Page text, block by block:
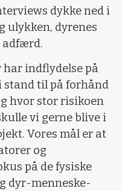
dykke ned i
ulykken, dyrenes
adfærd.
har indflydelse på
stand til på forhånd
hvor stor risikoen
vi gerne blive i
Vores mål er at
og
på de fysiske
dyr-menneske-